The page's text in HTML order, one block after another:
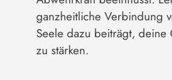
ganzheitliche Verbindung
Seele dazu beiträgt, deine
zu stärken.